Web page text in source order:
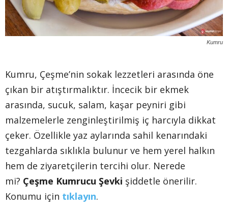
Kumru
Kumru, Çeşme’nin sokak lezzetleri arasında öne
çıkan bir atıştırmalıktır. İncecik bir ekmek
arasında, sucuk, salam, kaşar peyniri gibi
malzemelerle zenginleştirilmiş iç harcıyla dikkat
çeker. Özellikle yaz aylarında sahil kenarındaki
tezgahlarda sıklıkla bulunur ve hem yerel halkın
hem de ziyaretçilerin tercihi olur. Nerede
mi? Çeşme Kumrucu Şevki şiddetle önerilir.
Konumu için tıklayın.